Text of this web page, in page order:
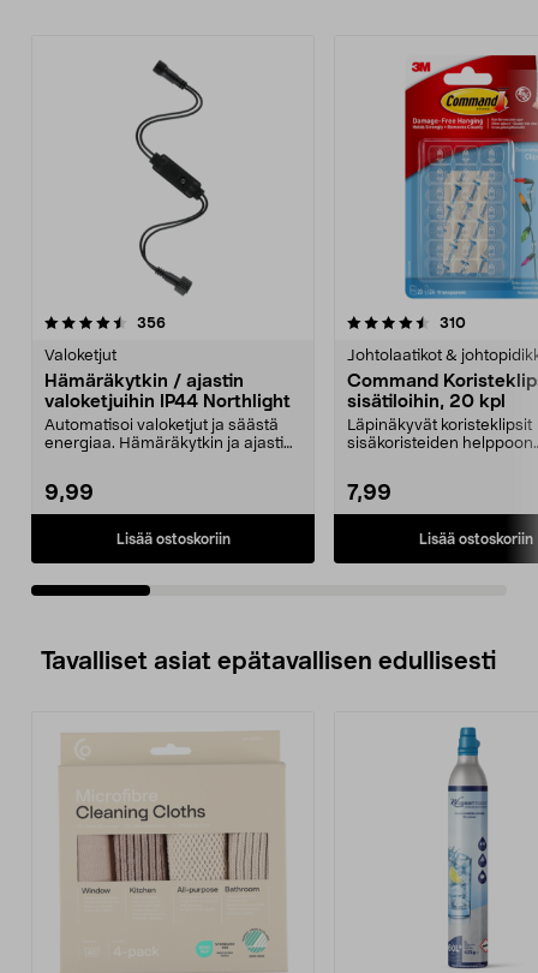
356arvostelut
Valoketjut
Hämäräkytkin / ajastin
valoketjuihin IP44 Northlight
Automatisoi valoketjut ja säästä
energiaa. Hämäräkytkin ja ajastin,
9,99
Lisää ostoskoriin
4.5viidestä
310arvostelut
Johtolaatikot &
Command
sisätiloihin, 20 kpl
Läpinäkyvät koristeklipsit
sisäkoristeiden helppoon
7,99
Lisää ostoskoriin
4.0viidestä
Tavalliset asiat epätavallisen edullisesti